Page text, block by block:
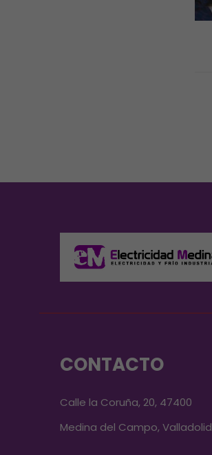
CONTACTO
Calle la Coruña, 20, 47400
Medina del Campo, Valladolid